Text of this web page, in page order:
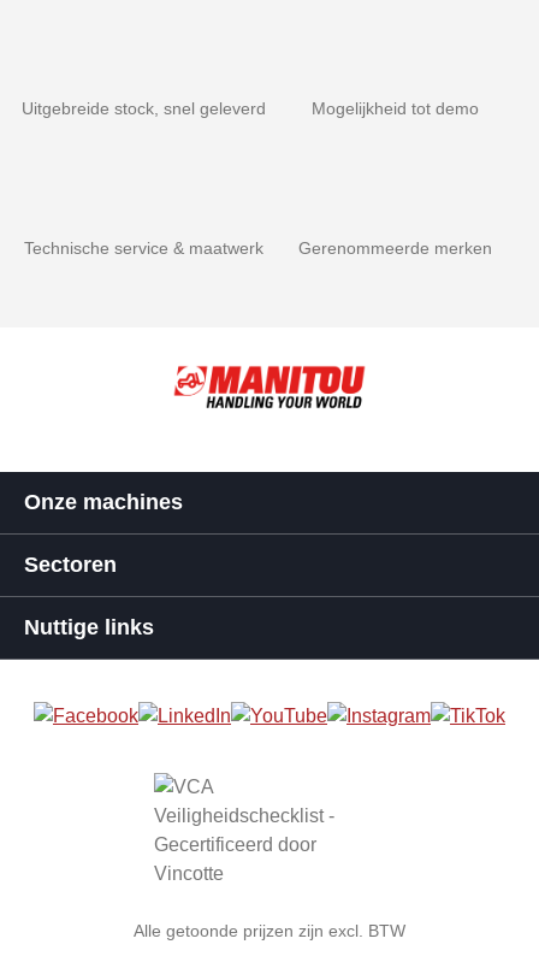
Uitgebreide stock, snel geleverd Mogelijkheid tot demo
Technische service & maatwerk Gerenommeerde merken
Onze machines
Sectoren
Nuttige links
Alle getoonde prijzen zijn excl. BTW